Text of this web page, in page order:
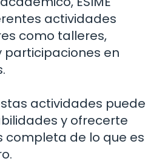
actividades
como talleres,
participaciones en
actividades puede
y ofrecerte
completa de lo que es